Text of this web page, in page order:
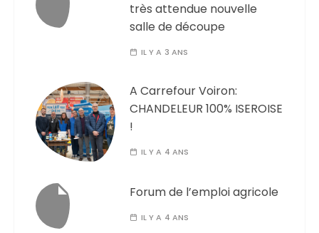
très attendue nouvelle
salle de découpe
IL Y A 3 ANS
A Carrefour Voiron:
CHANDELEUR 100% ISEROISE
!
IL Y A 4 ANS
Forum de l’emploi agricole
IL Y A 4 ANS